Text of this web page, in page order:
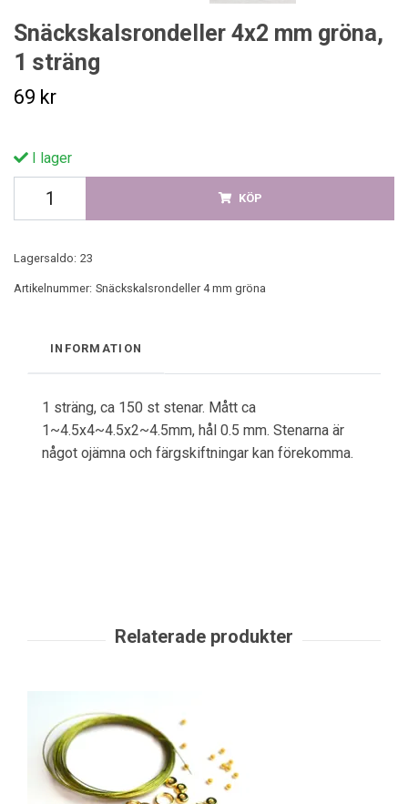
Snäckskalsrondeller 4x2 mm gröna,
1 sträng
69 kr
I lager
KÖP
Lagersaldo: 23
Artikelnummer: Snäckskalsrondeller 4 mm gröna
INFORMATION
1 sträng, ca 150 st stenar. Mått ca
1~4.5x4~4.5x2~4.5mm, hål 0.5 mm. Stenarna är
något ojämna och färgskiftningar kan förekomma.